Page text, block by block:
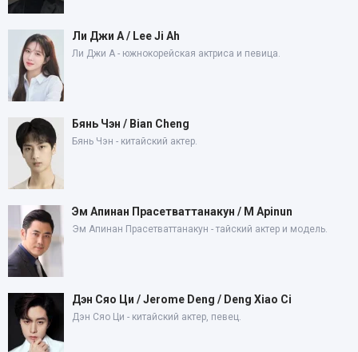
Ли Джи А / Lee Ji Ah
Ли Джи А - южнокорейская актриса и певица.
Бянь Чэн / Bian Cheng
Бянь Чэн - китайский актер.
Эм Апинан Прасетваттанакун / M Apinun
Эм Апинан Прасетваттанакун - тайский актер и модель.
Дэн Сяо Ци / Jerome Deng / Deng Xiao Ci
Дэн Сяо Ци - китайский актер, певец.